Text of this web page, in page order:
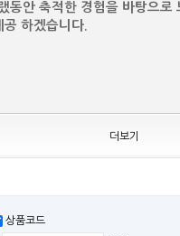
동안 축적한 경험을 바탕으로
하겠습니다.
인하 조정
더보기
상품코드